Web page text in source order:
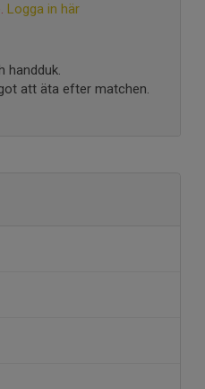
Logga in här
handduk.
att äta efter matchen.